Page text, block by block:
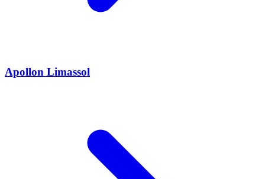
Apollon Limassol